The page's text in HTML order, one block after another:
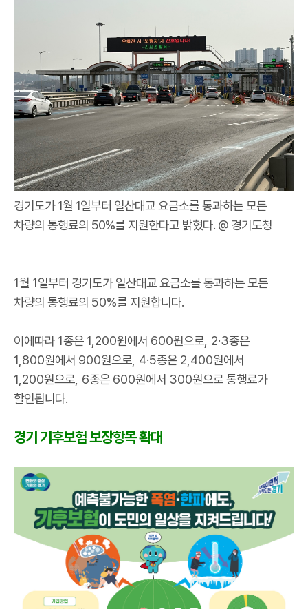
경기도가 1월 1일부터 일산대교 요금소를 통과하는 모든
차량의 통행료의 50%를 지원한다고 밝혔다. @ 경기도청
1월 1일부터 경기도가 일산대교 요금소를 통과하는 모든
차량의 통행료의 50%를 지원합니다.
이에따라 1종은 1,200원에서 600원으로, 2·3종은
1,800원에서 900원으로, 4·5종은 2,400원에서
1,200원으로, 6종은 600원에서 300원으로 통행료가
할인됩니다.
경기 기후보험 보장항목 확대